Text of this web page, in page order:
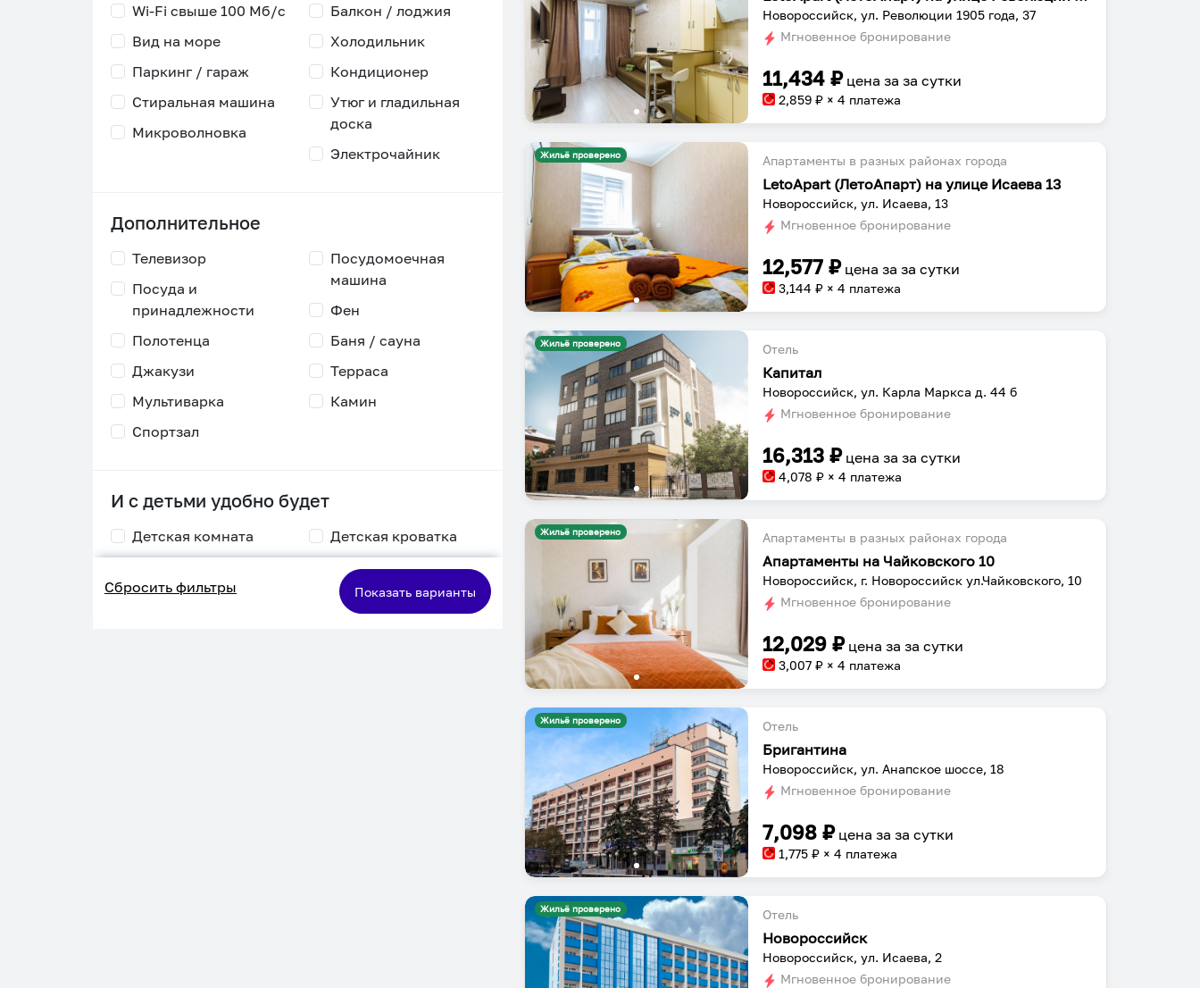
Wi-Fi свыше 100 Мб/с
Балкон / лоджия
Вид на море
Паркинг / гараж
Холодильник
Кондиционер
Стиральная машина
Микроволновка
Утюг и гладильная
доска
Электрочайник
Дополнительное
Телевизор
Посуда и
принадлежности
Посудомоечная
машина
Фен
Полотенца
Джакузи
Баня / сауна
Терраса
Мультиварка
Спортзал
Камин
И с детьми удобно будет
Детская комната
кормления
Детская кроватка
Двухъярусная
кровать
Сбросить фильтры Показать варианты
Новороссийск, ул. Революции 1905 года, 37
Мгновенное бронирование
11,434 ₽ цена заза сутки
2,859 ₽ × 4 платежа
Жильё проверено Апартаменты в разных районах города
LetoApart (ЛетоАпарт) на улице Исаева 13
Новороссийск, ул. Исаева, 13
Мгновенное бронирование
12,577 ₽ цена заза сутки
3,144 ₽ × 4 платежа
Жильё проверено Отель
Капитал
Новороссийск, ул. Карла Маркса д. 44 б
Мгновенное бронирование
16,313 ₽ цена заза сутки
4,078 ₽ × 4 платежа
Жильё проверено Апартаменты в разных районах города
Апартаменты на Чайковского 10
Новороссийск, г. Новороссийск ул.Чайковского, 10
Мгновенное бронирование
12,029 ₽ цена заза сутки
3,007 ₽ × 4 платежа
Жильё проверено Отель
Бригантина
Новороссийск, ул. Анапское шоссе, 18
Мгновенное бронирование
7,098 ₽ цена заза сутки
1,775 ₽ × 4 платежа
Жильё проверено Отель
Новороссийск
Новороссийск, ул. Исаева, 2
Мгновенное бронирование